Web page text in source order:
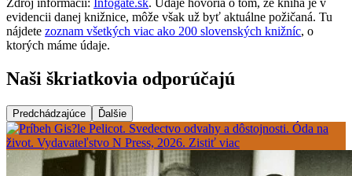
Zdroj informácií: Infogate.sk. Údaje hovoria o tom, že kniha je v
evidencii danej knižnice, môže však už byť aktuálne požičaná. Tu
nájdete zoznam všetkých viac ako 200 slovenských knižníc, o
ktorých máme údaje.
Naši škriatkovia odporúčajú
Predchádzajúce Ďalšie